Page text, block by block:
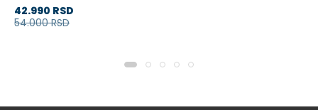
42.990 RSD
54.000 RSD